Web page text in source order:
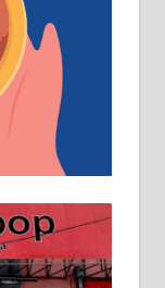
20
122 –
и
058